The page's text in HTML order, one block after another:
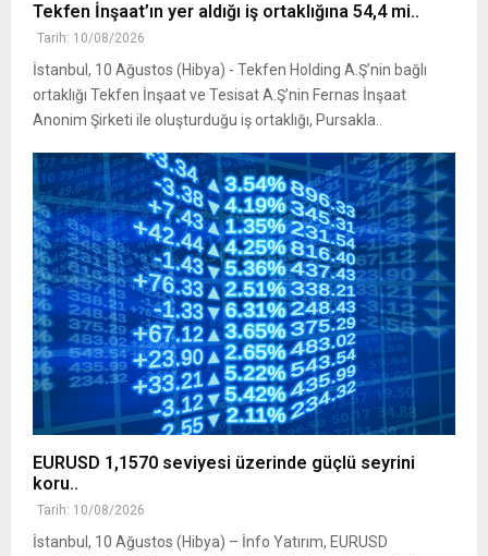
Tekfen İnşaat’ın yer aldığı iş ortaklığına 54,4 mi..
Tarih: 10/08/2026
İstanbul, 10 Ağustos (Hibya) - Tekfen Holding A.Ş’nin bağlı
ortaklığı Tekfen İnşaat ve Tesisat A.Ş’nin Fernas İnşaat
Anonim Şirketi ile oluşturduğu iş ortaklığı, Pursakla..
EURUSD 1,1570 seviyesi üzerinde güçlü seyrini
koru..
Tarih: 10/08/2026
İstanbul, 10 Ağustos (Hibya) – İnfo Yatırım, EURUSD